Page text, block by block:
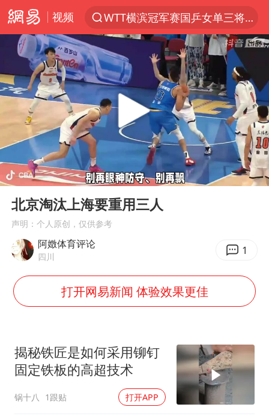
视频
WTT横滨冠军赛国乒女单三将晋级四强
光影经济撬动暑期消费新蓝海
马克·艾伦退出斯诺克中国公开赛
新疆优化调整景区内自驾服务费
梁家辉：到内地拍戏不是北上是回归
茅台部分直营店飞天茅台提价
情侣在平潭拍日出时坠崖致一死一伤
泰国初中生饮弹自尽前开了26枪
白海豚将正面袭击贯穿浙江
杭州全市有序停课
36岁男演员成景区NPC后人气爆棚
Play
00:00 02:51
北京淘汰上海要重用三人
声明：个人原创，仅供参考
阿嬍体育评论
四川 1
打开网易新闻 体验效果更佳
揭秘铁匠是如何采用铆钉
固定铁板的高超技术
锅十八 1跟贴 打开APP